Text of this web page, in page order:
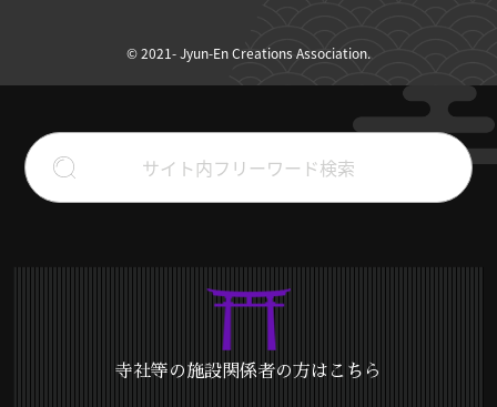
© 2021- Jyun-En Creations Association.
寺社等の施設関係者の方はこちら